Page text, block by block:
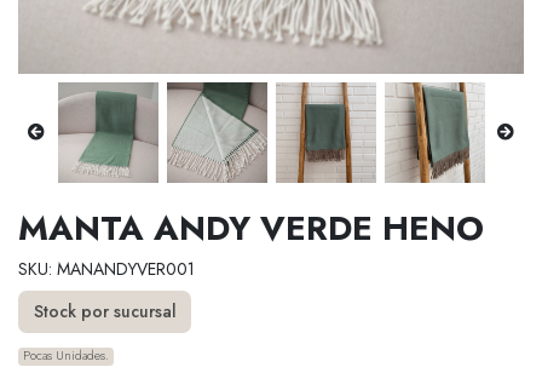
MANTA ANDY VERDE HENO
SKU: MANANDYVER001
Stock por sucursal
Pocas Unidades.